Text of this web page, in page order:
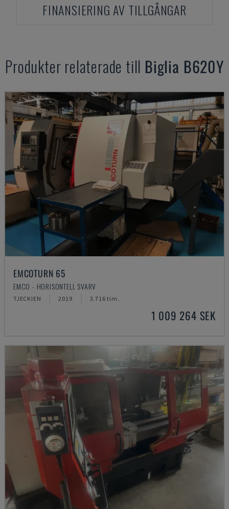
FINANSIERING AV TILLGÅNGAR
Produkter relaterade till Biglia B620Y
EMCOTURN 65
EMCO - HORISONTELL SVARV
TJECKIEN 2019 3.716 tim.
1 009 264 SEK